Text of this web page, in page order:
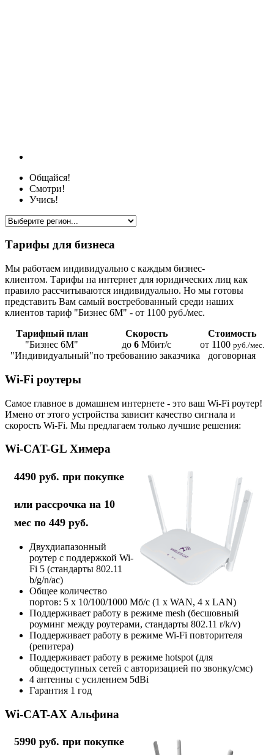
Общайся!
Смотри!
Учись!
Тарифы для бизнеса
Мы работаем индивидуально с каждым бизнес-
клиентом. Тарифы на интернет для юридических лиц как
правило рассчитываются индивидуально. Но мы готовы
представить Вам самый востребованный среди наших
клиентов тариф "Бизнес 6М" - от 1100 руб./мес.
Тарифный план
Скорость
Стоимость
"Бизнес 6М"
до 6 Мбит/с от 1100 руб./мес.
"Индивидуальный"по требованию заказчика договорная
Wi-Fi роутеры
Самое главное в домашнем интернете - это ваш Wi-Fi роутер!
Имено от этого устройства зависит качество сигнала и
скорость Wi-Fi. Мы предлагаем только лучшие решения:
Wi-CAT-GL Химера
4490 руб. при покупке
или рассрочка на 10
мес по 449 руб.
Двухдиапазонный
роутер с поддержкой Wi-
Fi 5 (стандарты 802.11
b/g/n/ac)
Общее количество
портов: 5 х 10/100/1000 Мб/с (1 x WAN, 4 x LAN)
Поддерживает работу в режиме mesh (бесшовный
роуминг между роутерами, стандарты 802.11 r/k/v)
Поддерживает работу в режиме Wi-Fi повторителя
(репитера)
Поддерживает работу в режиме hotspot (для
общедоступных сетей с авторизацией по звонку/смс)
4 антенны с усилением 5dBi
Гарантия 1 год
Wi-CAT-AX Альфина
5990 руб. при покупке